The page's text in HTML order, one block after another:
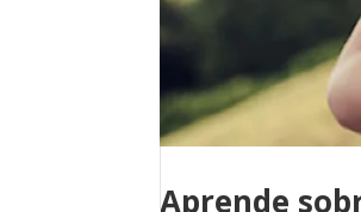
Aprende